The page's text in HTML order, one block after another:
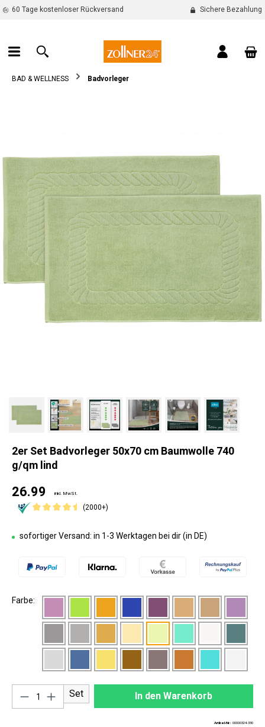
springen
60 Tage kostenloser Rückversand Sichere Bezahlung
BAD & WELLNESS Badvorleger
2er Set Badvorleger 50x70 cm Baumwolle 740
g/qm lind
26.99 inkl. MwSt.
(2000+)
sofortiger Versand: in 1-3 Werktagen bei dir (in DE)
Farbe:
Produkt Anzahl: Gib den gewünschten
Set In den Warenkorb
Artikel-Nr.: 00000324-330